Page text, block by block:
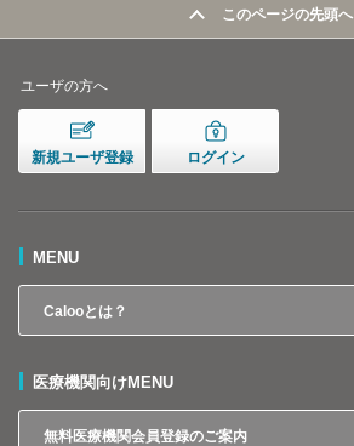
このページの先頭へ
ユーザの方へ
新規ユーザ登録 ログイン
MENU
Calooとは？
医療機関向けMENU
無料医療機関会員登録のご案内